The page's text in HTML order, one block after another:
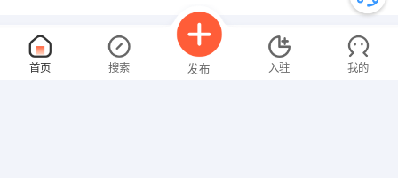
记账会计 主办会计 4000-5000元
首页 搜索 发布 入驻 我的